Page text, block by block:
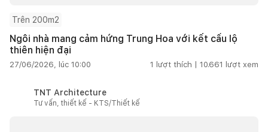
Trên 200m2
Ngôi nhà mang cảm hứng Trung Hoa với kết cấu lộ
thiên hiện đại
27/06/2026, lúc 10:00 1 lượt thích | 10.661 lượt xem
TNT Architecture
Tư vấn, thiết kế - KTS/Thiết kế